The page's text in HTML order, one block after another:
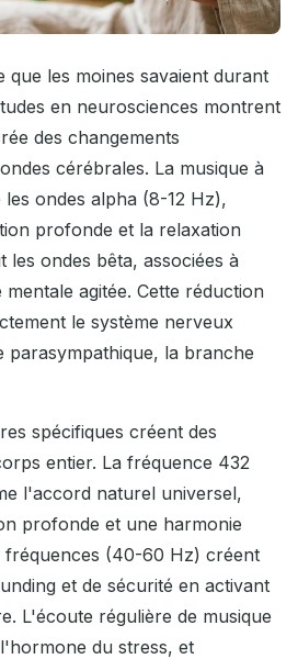
que les moines savaient durant
en neurosciences montrent
des changements
cérébrales. La musique à
ondes alpha (8-12 Hz),
profonde et la relaxation
les ondes bêta, associées à
agitée. Cette réduction
le système nerveux
parasympathique, la branche
spécifiques créent des
entier. La fréquence 432
l'accord naturel universel,
profonde et une harmonie
fréquences (40-60 Hz) créent
et de sécurité en activant
L'écoute régulière de musique
du stress, et